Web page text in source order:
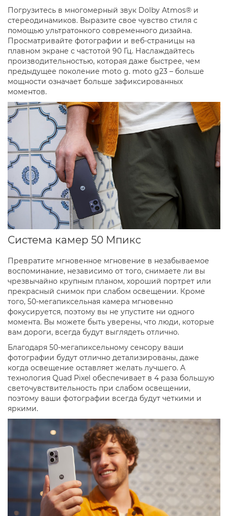
Погрузитесь в многомерный звук Dolby Atmos® и
стереодинамиков. Выразите свое чувство стиля с
помощью ультратонкого современного дизайна.
Просматривайте фотографии и веб-страницы на
плавном экране с частотой 90 Гц. Наслаждайтесь
производительностью, которая даже быстрее, чем
предыдущее поколение moto g. moto g23 – больше
мощности означает больше зафиксированных
моментов.
Система камер 50 Мпикс
Превратите мгновенное мгновение в незабываемое
воспоминание, независимо от того, снимаете ли вы
чрезвычайно крупным планом, хороший портрет или
прекрасный снимок при слабом освещении. Кроме
того, 50-мегапиксельная камера мгновенно
фокусируется, поэтому вы не упустите ни одного
момента. Вы можете быть уверены, что люди, которые
вам дороги, всегда будут выглядеть отлично.
Благодаря 50-мегапиксельному сенсору ваши
фотографии будут отлично детализированы, даже
когда освещение оставляет желать лучшего. А
технология Quad Pixel обеспечивает в 4 раза большую
светочувствительность при слабом освещении,
поэтому ваши фотографии всегда будут четкими и
яркими.